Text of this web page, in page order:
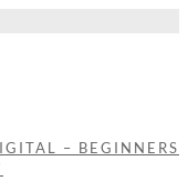
– BEGINNERS